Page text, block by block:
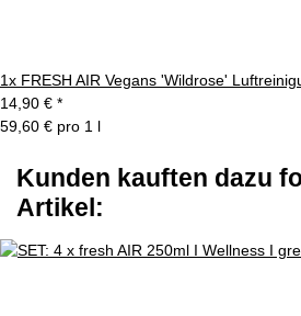
1x FRESH AIR Vegans 'Wildrose'
14,90 € *
59,60 € pro 1 l
Kunden kauften dazu
Artikel: